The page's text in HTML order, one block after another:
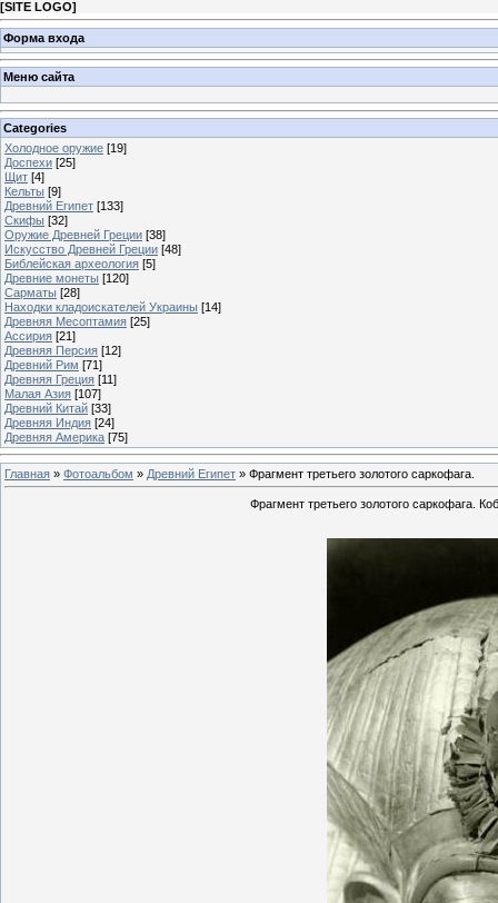
[SITE LOGO]
Форма входа
Меню сайта
Categories
Холодное оружие [19]
Доспехи [25]
Щит [4]
Кельты [9]
Древний Египет [133]
Скифы [32]
Оружие Древней Греции [38]
Искусство Древней Греции [48]
Библейская археология [5]
Древние монеты [120]
Сарматы [28]
Находки кладоискателей Украины [14]
Древняя Месоптамия [25]
Ассирия [21]
Древняя Персия [12]
Древний Рим [71]
Древняя Греция [11]
Малая Азия [107]
Древний Китай [33]
Древняя Индия [24]
Древняя Америка [75]
Главная » Фотоальбом » Древний Египет » Фрагмент третьего золотого саркофага.
Фрагмент третьего золотого саркофага.